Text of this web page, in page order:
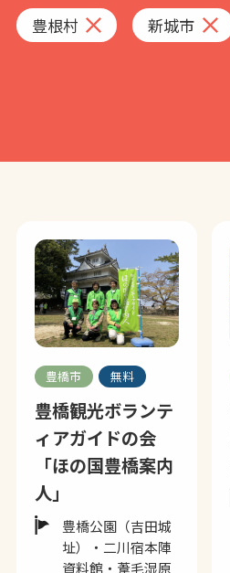
豊根村 新城市
豊橋市 無料
豊橋観光ボランテ
ィアガイドの会
「ほの国豊橋案内
人」
豊橋公園（吉田城
址）・二川宿本陣
資料館・葦毛湿原